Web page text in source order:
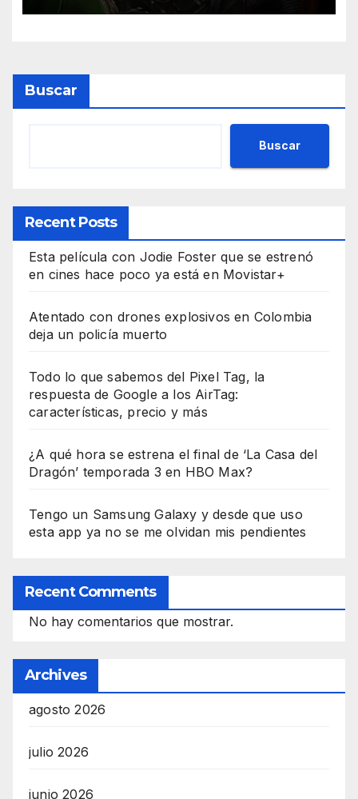
Buscar
Buscar
Recent Posts
Esta película con Jodie Foster que se estrenó
en cines hace poco ya está en Movistar+
Atentado con drones explosivos en Colombia
deja un policía muerto
Todo lo que sabemos del Pixel Tag, la
respuesta de Google a los AirTag:
características, precio y más
¿A qué hora se estrena el final de ‘La Casa del
Dragón’ temporada 3 en HBO Max?
Tengo un Samsung Galaxy y desde que uso
esta app ya no se me olvidan mis pendientes
Recent Comments
No hay comentarios que mostrar.
Archives
agosto 2026
julio 2026
junio 2026